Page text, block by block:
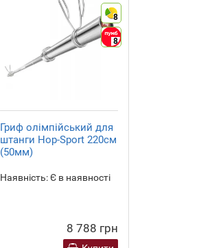
8
8
Гриф олімпійський для
штанги Hop-Sport 220см
(50мм)
Наявність:Є в наявності
8 788 грн